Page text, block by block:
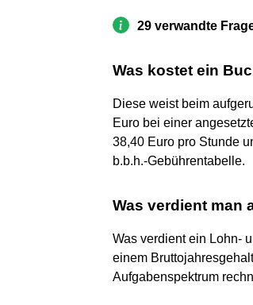
29 verwandte
Was kostet ein
Diese weist beim
Euro bei einer
38,40 Euro pro Stunde
b.b.h.-Gebührentabelle.
Was verdient man
Was verdient ein Lohn-
einem
Aufgabenspektrum